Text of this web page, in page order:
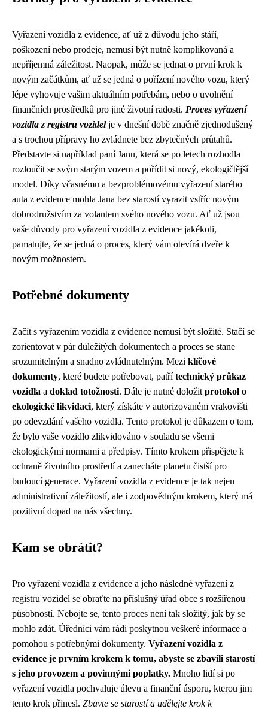
Vyřazení vozidla z evidence, ať už z důvodu jeho stáří,
poškození nebo prodeje, nemusí být nutně komplikovaná a
nepříjemná záležitost. Naopak, může se jednat o první krok k
novým začátkům, ať už se jedná o pořízení nového vozu, který
lépe vyhovuje vašim aktuálním potřebám, nebo o uvolnění
finančních prostředků pro jiné životní radosti. Proces vyřazení
vozidla z registru vozidelje v dnešní době značně zjednodušený
a s trochou přípravy ho zvládnete bez zbytečných průtahů.
Představte si například paní Janu, která se po letech rozhodla
rozloučit se svým starým vozem a pořídit si nový, ekologičtější
model. Díky včasnému a bezproblémovému vyřazení starého
auta z evidence mohla Jana bez starostí vyrazit vstříc novým
dobrodružstvím za volantem svého nového vozu. Ať už jsou
vaše důvody pro vyřazení vozidla z evidence jakékoli,
pamatujte, že se jedná o proces, který vám otevírá dveře k
novým možnostem.
Potřebné dokumenty
Začít s vyřazením vozidla z evidence nemusí být složité. Stačí se
zorientovat v pár důležitých dokumentech a proces se stane
srozumitelným a snadno zvládnutelným. Mezi klíčové
dokumenty, které budete potřebovat, patřítechnický průkaz
vozidla a doklad totožnosti. Dále je nutné doložit protokol o
ekologické likvidaci, který získáte v autorizovaném vrakovišti
po odevzdání vašeho vozidla. Tento protokol je důkazem o tom,
že bylo vaše vozidlo zlikvidováno v souladu se všemi
ekologickými normami a předpisy. Tímto krokem přispějete k
ochraně životního prostředí a zanecháte planetu čistší pro
budoucí generace. Vyřazení vozidla z evidence je tak nejen
administrativní záležitostí, ale i zodpovědným krokem, který má
pozitivní dopad na nás všechny.
Kam se obrátit?
Pro vyřazení vozidla z evidence a jeho následné vyřazení z
registru vozidel se obraťte na příslušný úřad obce s rozšířenou
působností. Nebojte se, tento proces není tak složitý, jak by se
mohlo zdát. Úředníci vám rádi poskytnou veškeré informace a
pomohou s potřebnými dokumenty. Vyřazení vozidla z
evidence je prvním krokem k tomu, abyste se zbavili starostí
s jeho provozem a povinnými poplatky. Mnoho lidí si po
vyřazení vozidla pochvaluje úlevu a finanční úsporu, kterou jim
tento krok přinesl. Zbavte se starostí a udělejte krok k